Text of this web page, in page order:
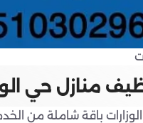
منازل حي
باقة شاملة من